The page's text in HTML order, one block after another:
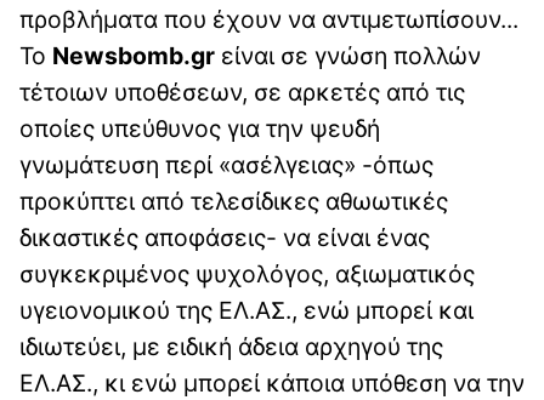
προβλήματα που έχουν να αντιμετωπίσουν...
Το Newsbomb.gr είναι σε γνώση πολλών
τέτοιων υποθέσεων, σε αρκετές από τις
οποίες υπεύθυνος για την ψευδή
γνωμάτευση περί «ασέλγειας» -όπως
προκύπτει από τελεσίδικες αθωωτικές
δικαστικές αποφάσεις- να είναι ένας
συγκεκριμένος ψυχολόγος, αξιωματικός
υγειονομικού της ΕΛ.ΑΣ., ενώ μπορεί και
ιδιωτεύει, με ειδική άδεια αρχηγού της
ΕΛ.ΑΣ., κι ενώ μπορεί κάποια υπόθεση να την